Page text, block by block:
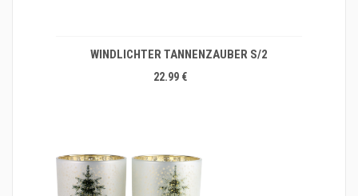
WINDLICHTER TANNENZAUBER S/2
22.99 €